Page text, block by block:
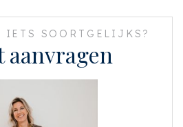
nette trappenhuis bereikt u de entree op de
is in de hal een afgesloten kast met
IETS SOORTGELIJKS?
aanvragen